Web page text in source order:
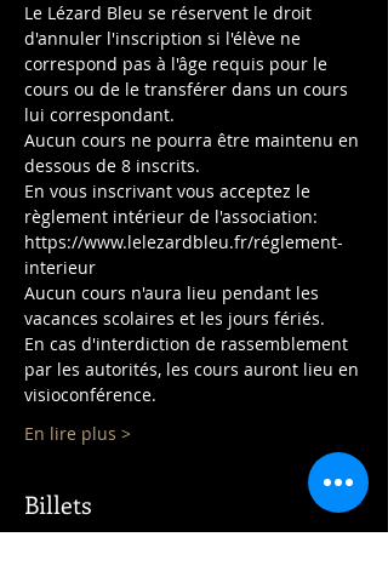
Le Lézard Bleu se réservent le droit
d'annuler l'inscription si l'élève ne
correspond pas à l'âge requis pour le
cours ou de le transférer dans un cours
lui correspondant.
Aucun cours ne pourra être maintenu en
dessous de 8 inscrits.
En vous inscrivant vous acceptez le
règlement intérieur de l'association:
https://www.lelezardbleu.fr/réglement-
interieur
Aucun cours n'aura lieu pendant les
vacances scolaires et les jours fériés.
En cas d'interdiction de rassemblement
par les autorités, les cours auront lieu en
visioconférence.
En lire plus >
Billets